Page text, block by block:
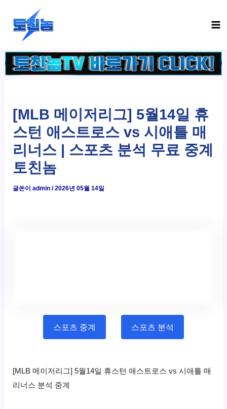
건
너
[MLB 메이저리그] 5월14일 휴
스턴 애스트로스 vs 시애틀 매
리너스 | 스포츠 분석 무료 중계
토친놈
글쓴이admin/2026년 05월 14일
스포츠 중계 스포츠 분석
[MLB 메이저리그] 5월14일 휴스턴 애스트로스 vs 시애틀 매
리너스 분석 중계